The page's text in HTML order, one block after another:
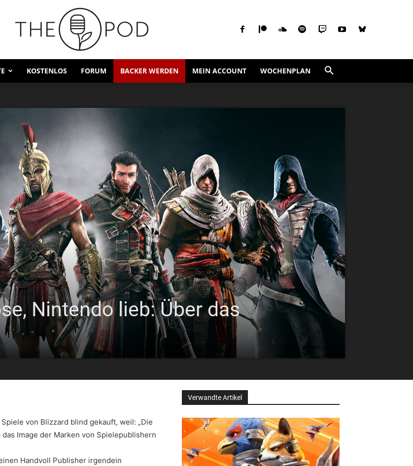
KOSTENLOS FORUM BACKER WERDEN MEIN ACCOUNT WOCHENPLAN
Nintendo lieb: Über das
von Blizzard blind gekauft, weil: „Die
das Image der Marken von Spielepublishern
Handvoll Publisher irgendein
Verwandte Artikel